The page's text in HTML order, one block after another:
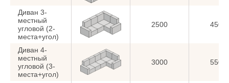
Диван 3-
местный
угловой (2-
места+угол)
2500 4500
Диван 4-
местный
угловой (3-
места+угол)
3000 5500